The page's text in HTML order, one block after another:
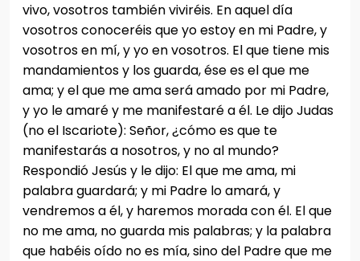
vivo, vosotros también viviréis. En aquel día
vosotros conoceréis que yo estoy en mi Padre, y
vosotros en mí, y yo en vosotros. El que tiene mis
mandamientos y los guarda, ése es el que me
ama; y el que me ama será amado por mi Padre,
y yo le amaré y me manifestaré a él. Le dijo Judas
(no el Iscariote): Señor, ¿cómo es que te
manifestarás a nosotros, y no al mundo?
Respondió Jesús y le dijo: El que me ama, mi
palabra guardará; y mi Padre lo amará, y
vendremos a él, y haremos morada con él. El que
no me ama, no guarda mis palabras; y la palabra
que habéis oído no es mía, sino del Padre que me